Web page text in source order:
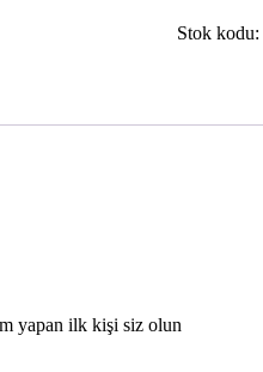
3
Set
Stok kodu:
yapan ilk kişi siz olun